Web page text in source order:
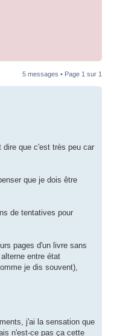
5 messages • Page 1 sur 1
dire que c'est très peu car
que je dois être
de tentatives pour
pages d'un livre sans
entre état
je dis souvent),
j'ai la sensation que
n'est-ce pas ça cette